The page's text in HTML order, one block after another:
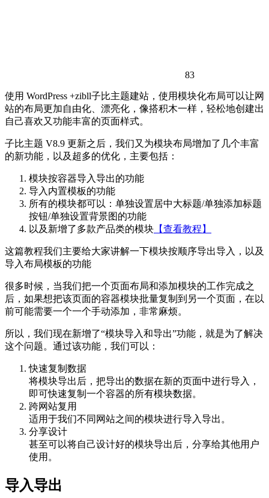
83
使用 WordPress +zibll子比主题建站，使用模块化布局可以让网
站的布局更加自由化、漂亮化，像搭积木一样，轻松地创建出
自己喜欢又功能丰富的页面样式。
子比主题 V8.9 更新之后，我们又为模块布局增加了几个丰富
的新功能，以及超多的优化，主要包括：
模块按容器导入导出的功能
导入内置模板的功能
所有的模块都可以：单独设置居中大标题/单独添加标题
按钮/单独设置背景图的功能
以及新增了多款产品类的模块 【查看教程】
这篇教程我们主要给大家讲解一下模块按顺序导出导入，以及
导入布局模板的功能
很多时候，当我们把一个页面布局和添加模块的工作完成之
后，如果想把该页面的容器模块批量复制到另一个页面，在以
前可能需要一个一个手动添加，非常麻烦。
所以，我们现在新增了“模块导入和导出”功能，就是为了解决
这个问题。通过该功能，我们可以：
快速复制数据
将模块导出后，把导出的数据在新的页面中进行导入，
即可快速复制一个容器的所有模块数据。
跨网站复用
适用于我们不同网站之间的模块进行导入导出。
分享设计
甚至可以将自己设计好的模块导出后，分享给其他用户
使用。
导入导出